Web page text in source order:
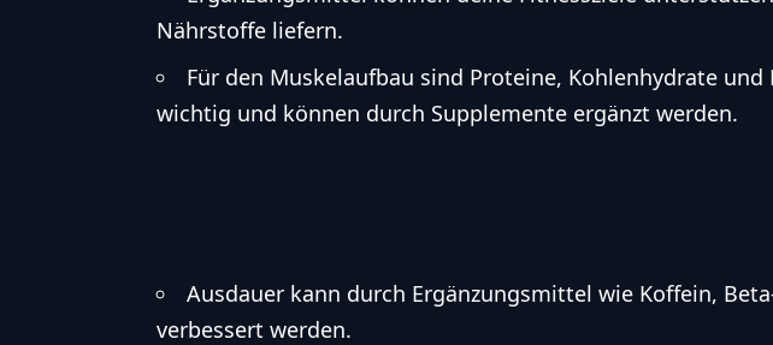
Nährstoffe liefern.
Für den Muskelaufbau sind Proteine, Kohlenhydrate und
wichtig und können durch Supplemente ergänzt werden.
Ausdauer kann durch Ergänzungsmittel wie Koffein,
verbessert werden.